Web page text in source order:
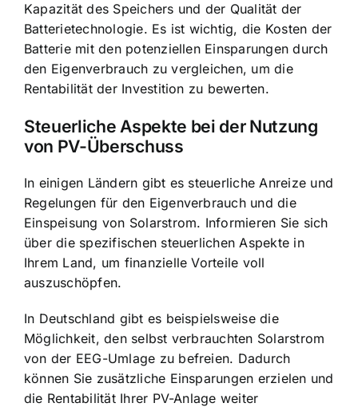
Kapazität des Speichers und der Qualität der
Batterietechnologie. Es ist wichtig, die Kosten der
Batterie mit den potenziellen Einsparungen durch
den Eigenverbrauch zu vergleichen, um die
Rentabilität der Investition zu bewerten.
Steuerliche Aspekte bei der Nutzung
von PV-Überschuss
In einigen Ländern gibt es steuerliche Anreize und
Regelungen für den Eigenverbrauch und die
Einspeisung von Solarstrom. Informieren Sie sich
über die spezifischen steuerlichen Aspekte in
Ihrem Land, um finanzielle Vorteile voll
auszuschöpfen.
In Deutschland gibt es beispielsweise die
Möglichkeit, den selbst verbrauchten Solarstrom
von der EEG-Umlage zu befreien. Dadurch
können Sie zusätzliche Einsparungen erzielen und
die Rentabilität Ihrer PV-Anlage weiter